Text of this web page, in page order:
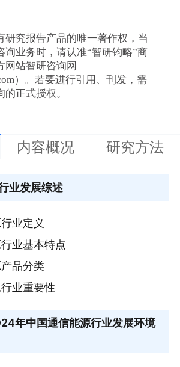
研究报告产品的唯一著作权，当
询业务时，请认准“智研钧略”商
网站智研咨询网
）。若要进行引用、刊发，需
正式授权。
内容概况 研究方法
业发展综述
业定义
业基本特点
品分类
业重要性
年中国通信能源行业发展环境